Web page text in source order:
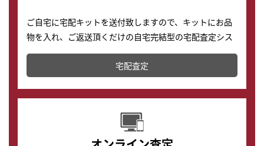
ご自宅に宅配キットを送付致しますので、キットにお品
物を入れ、ご返送頂くだけの自宅完結型の宅配査定シス
テムです。
配送でも簡単&安全に査定・買取に出すことが可能で
す。
宅配査定